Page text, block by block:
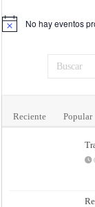
Aviso No hay eventos
Reciente Popular